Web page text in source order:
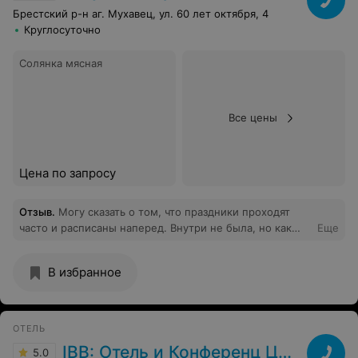
Брестский р-н аг. Мухавец, ул. 60 лет октября, 4
Круглосуточно
Солянка мясная
Цена по запросу
Все цены
Отзыв. Могу сказать о том, что праздники проходят
часто и расписаны наперед. Внутри не была, но как
завершается фейерверками и запуском шаров, что
отзывам работников, дисциплина и сервис тоже на
отлично. А главное, поселок у нас красивый, Брест
рядом, транспорт ходит часто и исправно. Есть дизель-
Еще
В избранное
ОТЕЛЬ
5.0 IBB: Отель и Конференц Центр